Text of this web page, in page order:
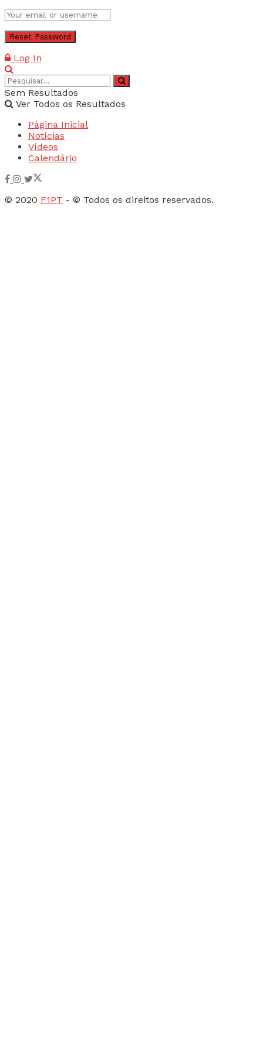
Log In
Sem Resultados
Ver Todos os Resultados
Página Inicial
Notícias
Vídeos
Calendário
© 2020 F1PT - © Todos os direitos reservados.